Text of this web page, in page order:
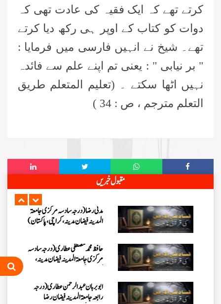
کرتے تھے کہ ایک فقیہ کی عادت تھی کہ
دوات کو کتاب کے اوپر ہی رکھ دیا کرتے
تھے۔ شیخ نے انہیں فارسی میں فرمایا :
" بر نیابی " : یعنی تم اپنے علم سے فائدہ
نہیں اٹھا سکتے ۔ (تعلیم المتعلم طريق
التعلم مترجم ، ص : 34 )
مقبول خبریں
محمد سعد عمران (درجہ عالیہ مرکزی
جامعۃ المدینہ فیضانِ مدینہ ،کراچی
احمد رضا ہاشمی (درجہ خامسہ مرکزی
جامعۃ المدينہ فيضان عثمان غنى،
کراچی،پاکستان)
ارشد علی عطاری (درجہ خامسہ
مرکزی جامعۃ المدینہ فیضانِ مدینہ،
عبد الرسول (درجہ خامسہ مرکزی
جامعۃ المدینہ فیضان مدینہ ،کراچی
مدنی رضا(درجہ سادسہ مرکز ی جامعۃ
المدینہ فیضان مدینہ ،کراچی،پاکستان)
حافظ محمد مصطفٰی عطاری (درجہ سادسہ
مرکزی جامعۃالمدينہ فیضان مدینہ،
ابو برہان عبدالرحمن عطاری (درجہ
رابعہ جامعۃالمدینہ فیضان رضا